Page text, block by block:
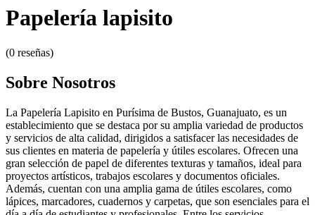
Papelería lapisito
(0 reseñas)
Sobre Nosotros
La Papelería Lapisito en Purísima de Bustos, Guanajuato, es un
establecimiento que se destaca por su amplia variedad de productos
y servicios de alta calidad, dirigidos a satisfacer las necesidades de
sus clientes en materia de papelería y útiles escolares. Ofrecen una
gran selección de papel de diferentes texturas y tamaños, ideal para
proyectos artísticos, trabajos escolares y documentos oficiales.
Además, cuentan con una amplia gama de útiles escolares, como
lápices, marcadores, cuadernos y carpetas, que son esenciales para el